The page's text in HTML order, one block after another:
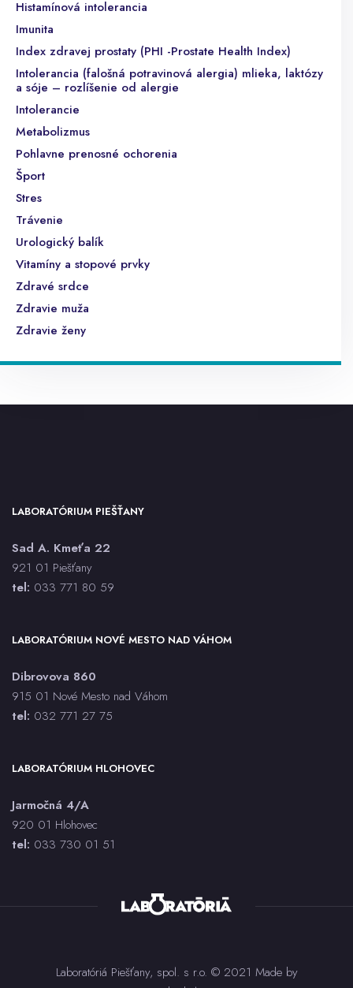
Histamínová intolerancia
Imunita
Index zdravej prostaty (PHI -Prostate Health Index)
Intolerancia (falošná potravinová alergia) mlieka, laktózy
a sóje – rozlíšenie od alergie
Intolerancie
Metabolizmus
Pohlavne prenosné ochorenia
Šport
Stres
Trávenie
Urologický balík
Vitamíny a stopové prvky
Zdravé srdce
Zdravie muža
Zdravie ženy
LABORATÓRIUM PIEŠŤANY
Sad A. Kmeťa 22
921 01 Piešťany
tel: 033 771 80 59
LABORATÓRIUM NOVÉ MESTO NAD VÁHOM
Dibrovova 860
915 01 Nové Mesto nad Váhom
tel: 032 771 27 75
LABORATÓRIUM HLOHOVEC
Jarmočná 4/A
920 01 Hlohovec
tel: 033 730 01 51
Laboratóriá Piešťany, spol. s r.o. © 2021 Made by